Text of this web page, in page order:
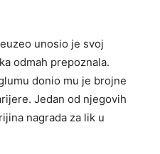
unosio je svoj
odmah prepoznala.
donio mu je brojne
Jedan od njegovih
nagrada za lik u